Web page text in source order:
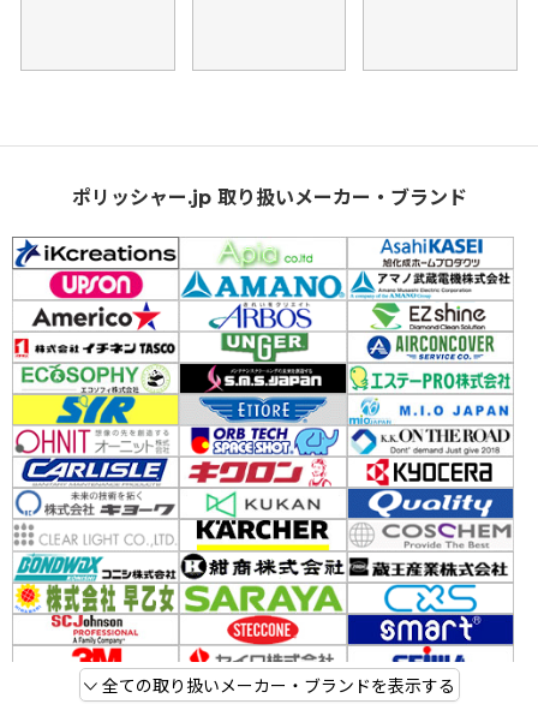
ポリッシャー.jp 取り扱いメーカー・ブランド
全ての取り扱いメーカー・ブランドを表示する